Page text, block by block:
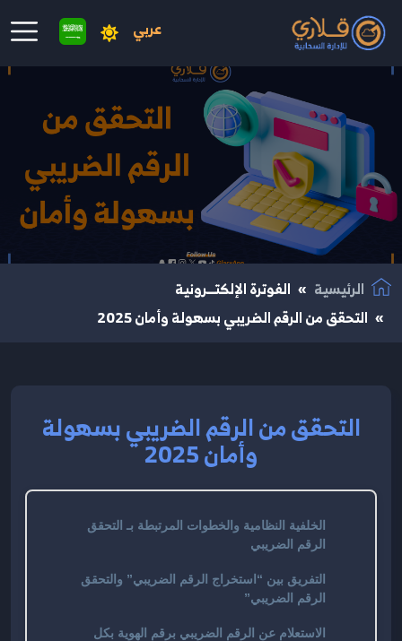
عربي
انتقال إلى المحتوى الرئيسي
الرئيسية
الفوترة الإلكتــرونية
التحقق من الرقم الضريبي بسهولة وأمان 2025
التحقق من الرقم الضريبي بسهولة
وأمان 2025
الخلفية النظامية والخطوات المرتبطة بـ التحقق
الرقم الضريبي
التفريق بين “استخراج الرقم الضريبي” والتحقق
الرقم الضريبي”
الاستعلام عن الرقم الضريبي برقم الهوية بكل